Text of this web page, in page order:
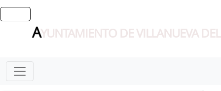
AYUNTAMIENTO DE VILLANUEVA